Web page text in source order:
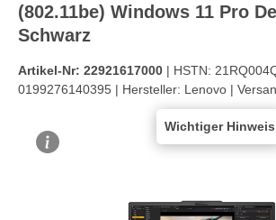
(802.11be) Windows 11 Pro
Schwarz
Artikel-Nr: 22921617000 | HSTN:
0199276140395 | Hersteller: Lenovo |
Wichtiger Hinweis